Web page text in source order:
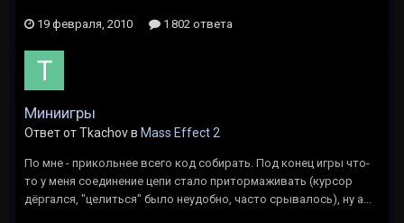
19 февраля, 2010 1 802 ответа
Миниигры
Ответ от Tkachov в Mass Effect 2
По мне - прикольнее всего код собирать. Под конец игры что-
то у меня соединение цепи стало притормаживать (курсор
дёргался, "целиться" было неудобно, часто срывалось), ну а...